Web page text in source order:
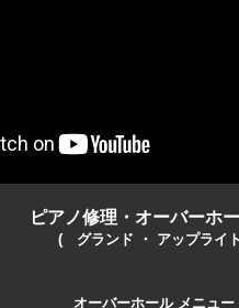
ピアノ修理・オーバーホ
( グランド ・ アップライ
オーバーホール メニュー